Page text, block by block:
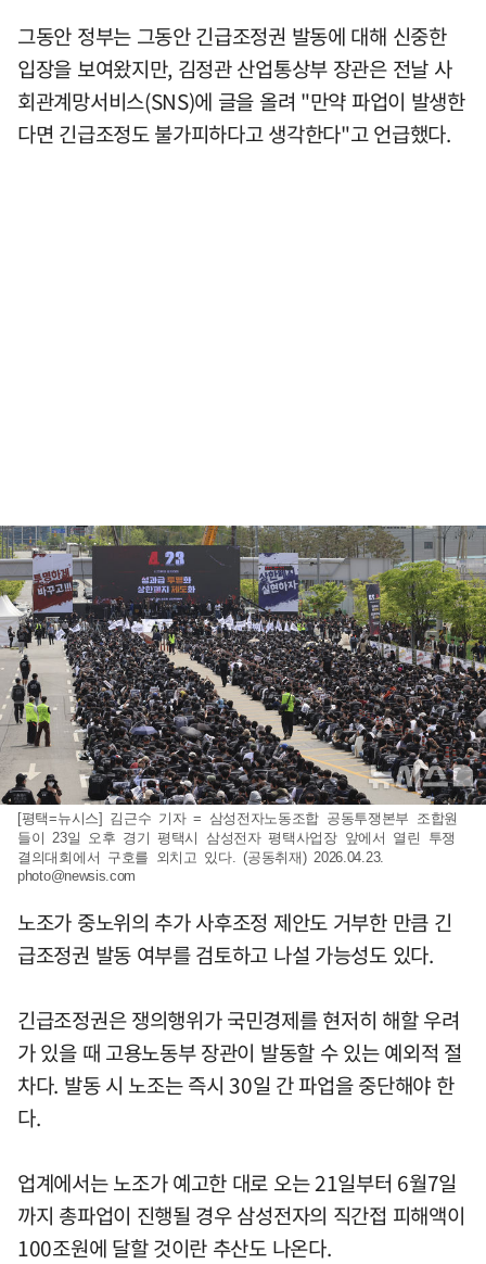
그동안 정부는 그동안 긴급조정권 발동에 대해 신중한
입장을 보여왔지만, 김정관 산업통상부 장관은 전날 사
회관계망서비스(SNS)에 글을 올려 "만약 파업이 발생한
다면 긴급조정도 불가피하다고 생각한다"고 언급했다.
[평택=뉴시스] 김근수 기자 = 삼성전자노동조합 공동투쟁본부 조합원
들이 23일 오후 경기 평택시 삼성전자 평택사업장 앞에서 열린 투쟁
결의대회에서 구호를 외치고 있다. (공동취재) 2026.04.23.
photo@newsis.com
노조가 중노위의 추가 사후조정 제안도 거부한 만큼 긴
급조정권 발동 여부를 검토하고 나설 가능성도 있다.
긴급조정권은 쟁의행위가 국민경제를 현저히 해할 우려
가 있을 때 고용노동부 장관이 발동할 수 있는 예외적 절
차다. 발동 시 노조는 즉시 30일 간 파업을 중단해야 한
다.
업계에서는 노조가 예고한 대로 오는 21일부터 6월7일
까지 총파업이 진행될 경우 삼성전자의 직간접 피해액이
100조원에 달할 것이란 추산도 나온다.